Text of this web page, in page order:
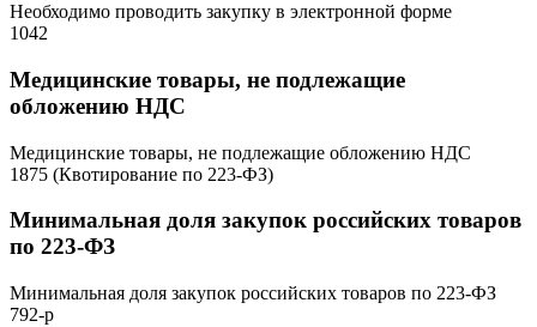
Необходимо проводить закупку в электронной форме
1042
Медицинские товары, не подлежащие
обложению НДС
Медицинские товары, не подлежащие обложению НДС
1875 (Квотирование по 223-ФЗ)
Минимальная доля закупок российских товаров
по 223-ФЗ
Минимальная доля закупок российских товаров по 223-ФЗ
792-р